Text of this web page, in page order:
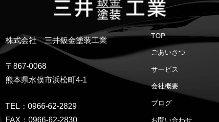
株式会社 三井鈑金塗装工業
〒867-0068
熊本県水俣市浜松町4-1
TEL：0966-62-2829
FAX：0966-62-2830
TOP
ごあいさつ
サービス
会社概要
ブログ
お問い合わせ